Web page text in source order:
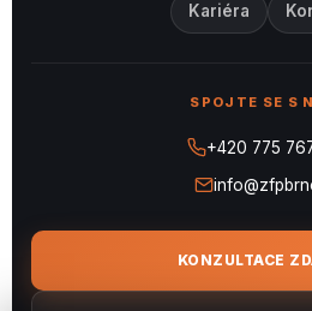
Kariéra
SPOJTE SE S
+420 775
KONZULTACE